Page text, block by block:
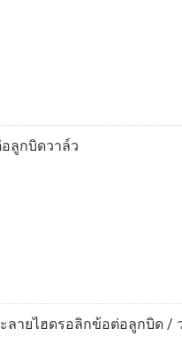
ลูกบิดวาล์ว
ลายไฮดรอลิกข้อต่อลูกบิด /